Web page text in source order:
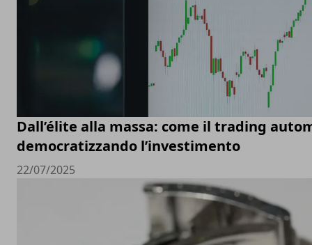
Dall’élite alla massa: come il trading
democratizzando l’investimento
22/07/2025